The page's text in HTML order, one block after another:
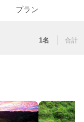
プラン
1名 合計